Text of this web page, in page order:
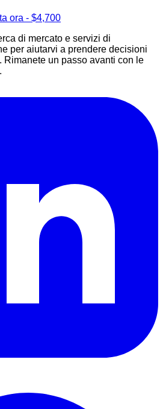
ora - $4,700
di mercato e servizi di
per aiutarvi a prendere decisioni
un passo avanti con le